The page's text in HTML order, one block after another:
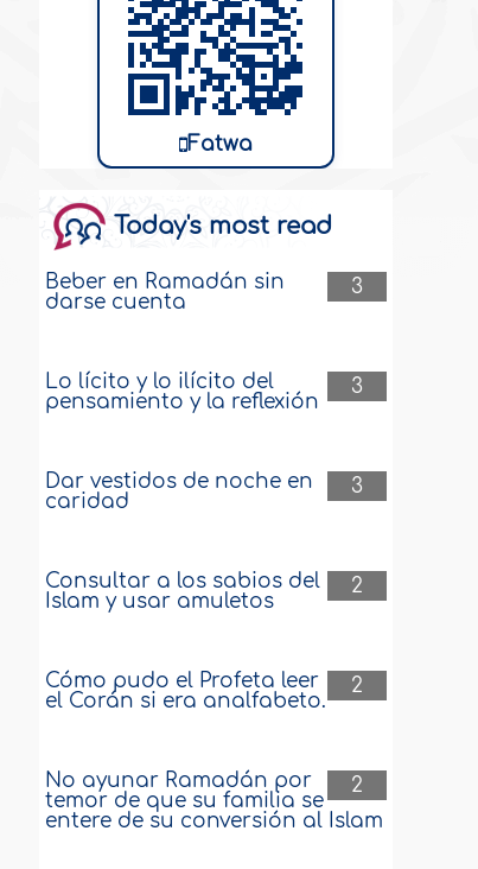
Fatwa
Today's most read
3
Beber en Ramadán sin
darse cuenta
3
Lo lícito y lo ilícito del
pensamiento y la reflexión
3
Dar vestidos de noche en
caridad
2
Consultar a los sabios del
Islam y usar amuletos
2
Cómo pudo el Profeta leer
el Corán si era analfabeto.
2
No ayunar Ramadán por
temor de que su familia se
entere de su conversión al Islam